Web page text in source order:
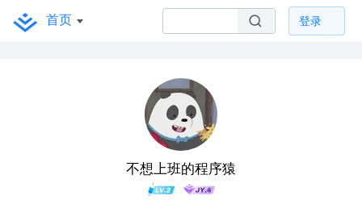
首页 登录
不想上班的程序猿